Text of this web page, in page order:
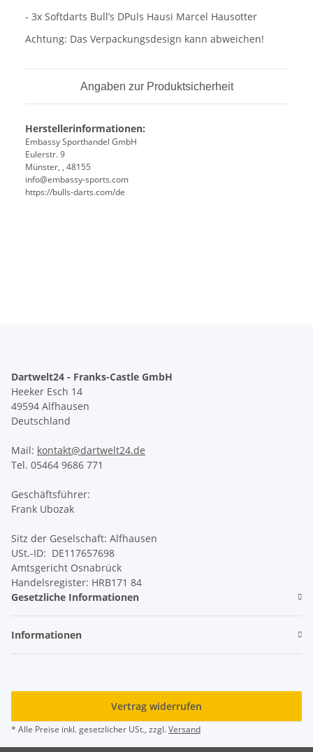
- 3x Softdarts Bull’s DPuls Hausi Marcel Hausotter
Achtung: Das Verpackungsdesign kann abweichen!
Angaben zur Produktsicherheit
Herstellerinformationen:
Embassy Sporthandel GmbH
Eulerstr. 9
Münster, , 48155
info@embassy-sports.com
https://bulls-darts.com/de
Dartwelt24 - Franks-Castle GmbH
Heeker Esch 14
49594 Alfhausen
Deutschland
Mail: kontakt@dartwelt24.de
Tel. 05464 9686 771
Geschäftsführer:
Frank Ubozak
Sitz der Geselschaft: Alfhausen
USt.-ID: DE117657698
Amtsgericht Osnabrück
Handelsregister: HRB171 84
Gesetzliche Informationen
Informationen
Vertrag widerrufen
* Alle Preise inkl. gesetzlicher USt., zzgl.Versand